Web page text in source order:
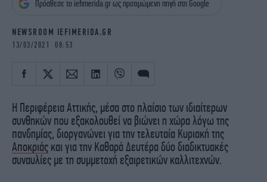
iBOOKS
ΖΩΔΙΑ
MEDIA
NEWSLETTER
Πρόσθεσε το iefimerida.gr ως προτιμώμενη πηγή στη Google
NEWSROOM IEFIMERIDA.GR
13/03/2021 08:53
Η Περιφέρεια Αττικής, μέσα στο πλαίσιο των ιδιαίτερων
συνθηκών που εξακολουθεί να βιώνει η χώρα λόγω της
πανδημίας, διοργανώνει για την τελευταία Κυριακή της
Αποκριάς και για την Καθαρά Δευτέρα δύο διαδικτυακές
συναυλίες με τη συμμετοχή εξαιρετικών καλλιτεχνών.